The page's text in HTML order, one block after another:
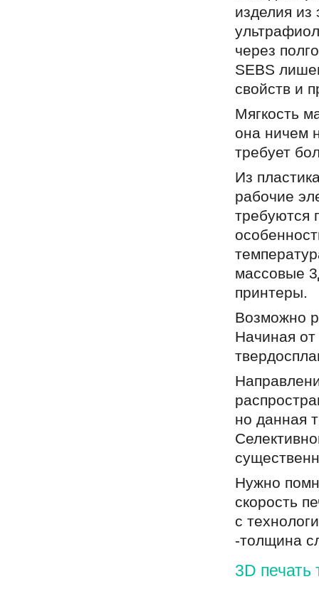
изделия из
через
SEBS
свойств и
Мягкость
она ничем
требует
Из
рабочие
требуются
массовые
принтеры.
Возможно
Начиная
но данная
Нужно
скорость
с
-толщина
3D печать